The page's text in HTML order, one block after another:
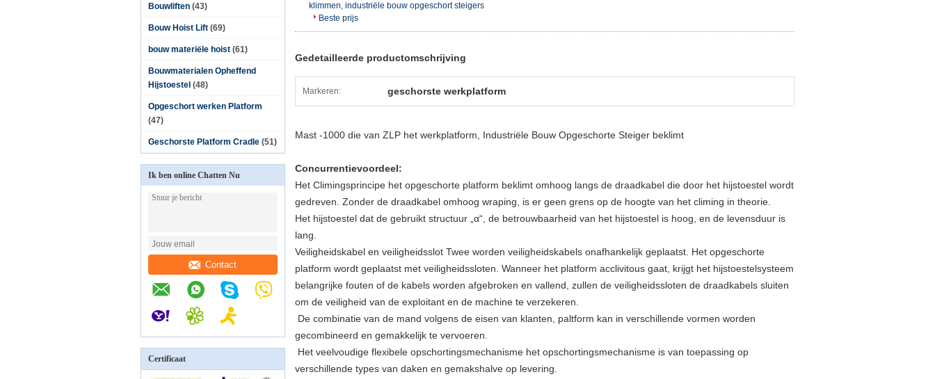
Bouwliften (43)
Bouw Hoist Lift (69)
bouw materiële hoist (61)
Bouwmaterialen Opheffend
Hijstoestel (48)
Opgeschort werken Platform
(47)
Geschorste Platform Cradle (51)
Ik ben online Chatten Nu
Contact
Certificaat
klimmen, industriële bouw opgeschort steigers
Beste prijs
Gedetailleerde productomschrijving
Markeren: geschorste werkplatform
Mast -1000 die van ZLP het werkplatform, Industriële Bouw Opgeschorte Steiger beklimt
Concurrentievoordeel:
Het Climingsprincipe het opgeschorte platform beklimt omhoog langs de draadkabel die door het hijstoestel wordt
gedreven. Zonder de draadkabel omhoog wraping, is er geen grens op de hoogte van het climing in theorie.
Het hijstoestel dat de gebruikt structuur „α“, de betrouwbaarheid van het hijstoestel is hoog, en de levensduur is
lang.
Veiligheidskabel en veiligheidsslot Twee worden veiligheidskabels onafhankelijk geplaatst. Het opgeschorte
platform wordt geplaatst met veiligheidssloten. Wanneer het platform acclivitous gaat, krijgt het hijstoestelsysteem
belangrijke fouten of de kabels worden afgebroken en vallend, zullen de veiligheidssloten de draadkabels sluiten
om de veiligheid van de exploitant en de machine te verzekeren.
De combinatie van de mand volgens de eisen van klanten, paltform kan in verschillende vormen worden
gecombineerd en gemakkelijk te vervoeren.
Het veelvoudige flexibele opschortingsmechanisme het opschortingsmechanisme is van toepassing op
verschillende types van daken en gemakshalve op levering.